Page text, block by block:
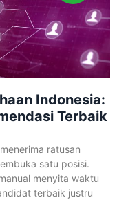
Indonesia:
Terbaik
ratusan
satu posisi.
menyita waktu
terbaik justru